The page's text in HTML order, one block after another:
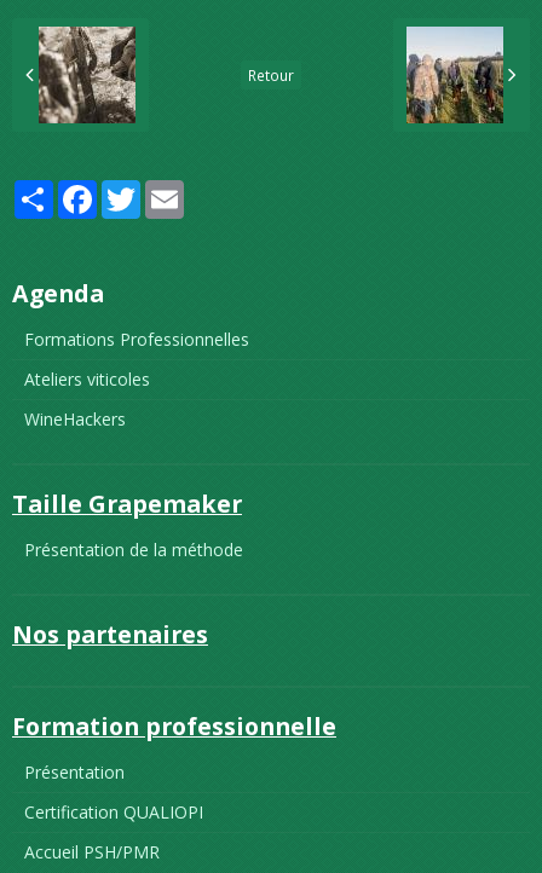
Retour
PartagerFacebook
Twitter
Agenda
Formations Professionnelles
Ateliers viticoles
WineHackers
Taille Grapemaker
Présentation de la méthode
Nos partenaires
Formation professionnelle
Présentation
Certification QUALIOPI
Accueil PSH/PMR